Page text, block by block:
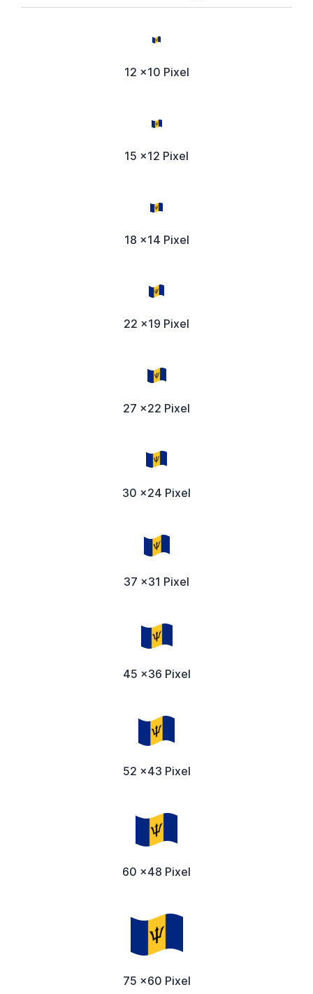
12 x10 Pixel
15 x12 Pixel
18 x14 Pixel
22 x19 Pixel
27 x22 Pixel
30 x24 Pixel
37 x31 Pixel
45 x36 Pixel
52 x43 Pixel
60 x48 Pixel
75 x60 Pixel